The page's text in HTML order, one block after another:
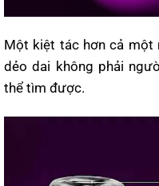
Một kiệt tác hơn cả một
dẻo dai không phải
thể tìm được.